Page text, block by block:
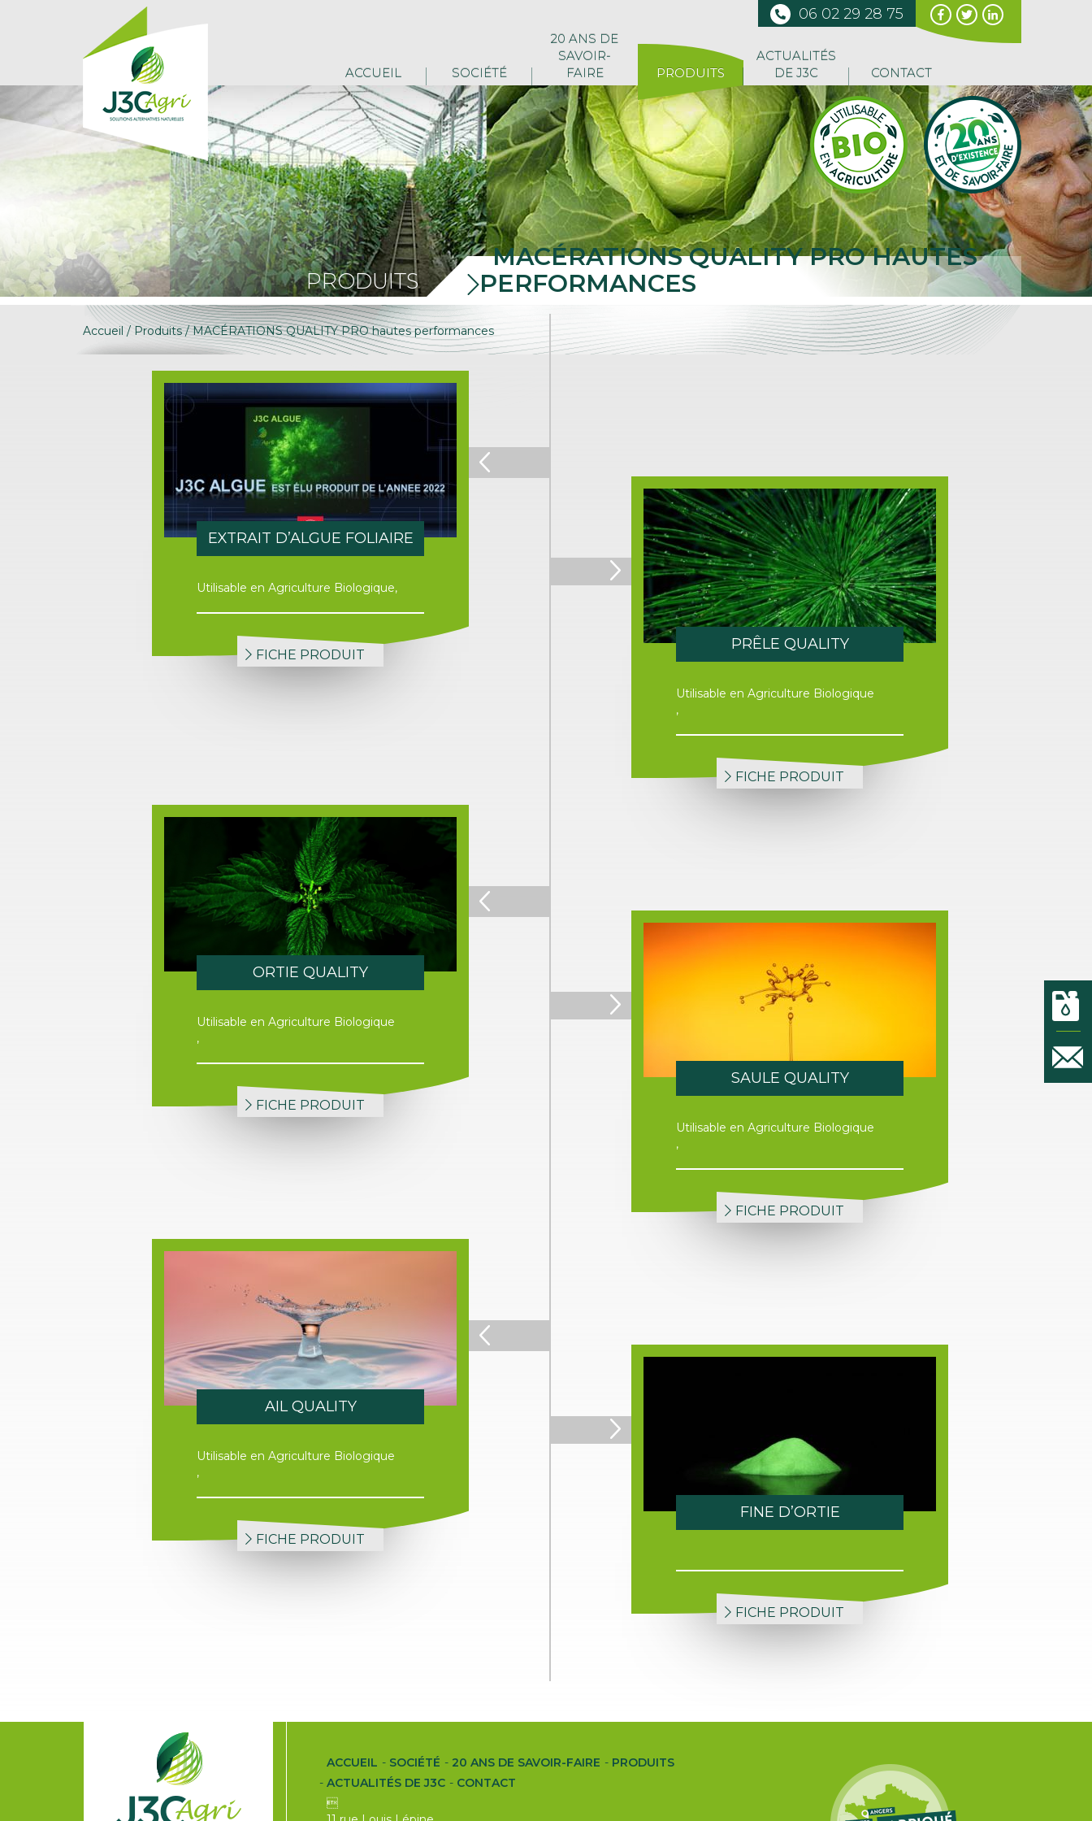
06 02 29 28 75
ACCUEIL SOCIÉTÉ
20 ANS DE
SAVOIR-
FAIRE
PRODUITS
ACTUALITÉS
DE J3C
CONTACT
PRODUITS
MACÉRATIONS QUALITY PRO HAUTES
PERFORMANCES
Accueil / Produits/ MACÉRATIONS QUALITY PRO hautes performances
EXTRAIT D’ALGUE FOLIAIRE
Utilisable en Agriculture Biologique,
FICHE PRODUIT
PRÊLE QUALITY
Utilisable en Agriculture Biologique
,
FICHE PRODUIT
ORTIE QUALITY
Utilisable en Agriculture Biologique
,
FICHE PRODUIT
SAULE QUALITY
Utilisable en Agriculture Biologique
,
FICHE PRODUIT
AIL QUALITY
Utilisable en Agriculture Biologique
,
FICHE PRODUIT
FINE D’ORTIE
FICHE PRODUIT
ACCUEIL SOCIÉTÉ 20 ANS DE SAVOIR-FAIRE
PRODUITS
ACTUALITÉS DE J3C
CONTACT
